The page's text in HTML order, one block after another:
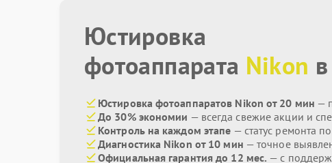
Юстировка
фотоаппарата Nikon
Юстировка фотоаппаратов Nikon от 20 мин —
До 30% экономии — всегда свежие акции и
Контроль на каждом этапе — статус ремонта
Диагностика Nikon от 10 мин — точное
Официальная гарантия до 12 мес. — с